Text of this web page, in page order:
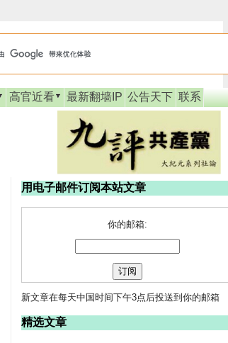
高官近看 最新翻墙IP 公告天下 联系
用电子邮件订阅本站文章
你的邮箱:
新文章在每天中国时间下午3点后投送到你的邮箱
精选文章